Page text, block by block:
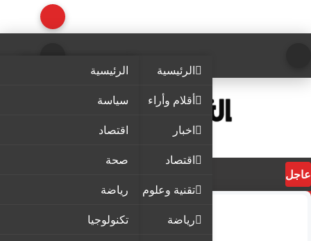
الرئيسية
أقلام وأراء
اخبار
اقتصاد
تقنية وعلوم
رياضة
الرئيسية
سياسة
اقتصاد
صحة
رياضة
تكنولوجيا
عاجل